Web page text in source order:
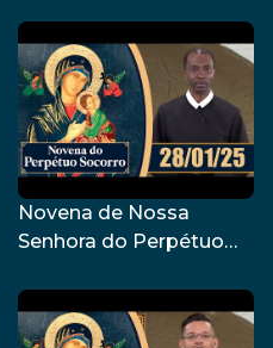
Novena de Nossa
Senhora do Perpétuo